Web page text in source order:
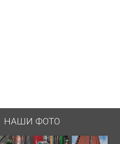
НАШИ ФОТО